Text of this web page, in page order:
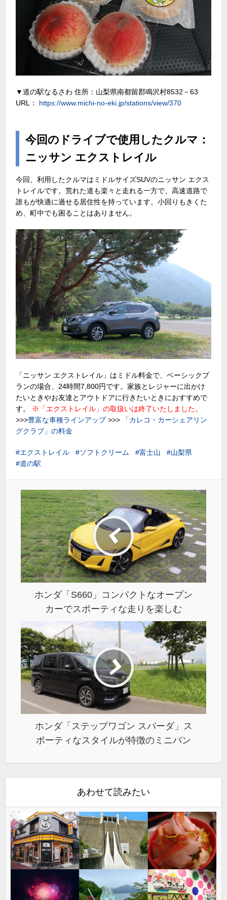
▼道の駅なるさわ 住所：山梨県南都留郡鳴沢村8532－63
URL：
https://www.michi-no-eki.jp/stations/view/370
今回のドライブで使用したクルマ：
ニッサン エクストレイル
今回、利用したクルマはミドルサイズSUVのニッサン エクス
トレイルです。荒れた道も楽々と走れる一方で、高速道路で
誰もが快適に過せる居住性を持っています。小回りもきくた
め、町中でも困ることはありません。
「ニッサン エクストレイル」はミドル料金で、ベーシックプ
ランの場合、24時間7,800円です。家族とレジャーに出かけ
たいときやお友達とアウトドアに行きたいときにおすすめで
す。
※「エクストレイル」の取扱いは終了いたしました。
>>>豊富な車種ラインアップ>>>
「カレコ・カーシェアリン
グクラブ」の料金
エクストレイル ソフトクリーム 富士山
山梨県
道の駅
ホンダ「S660」コンパクトなオープン
カーでスポーティな走りを楽しむ
ホンダ「ステップワゴン スパーダ」ス
ポーティなスタイルが特徴のミニバン
あわせて読みたい